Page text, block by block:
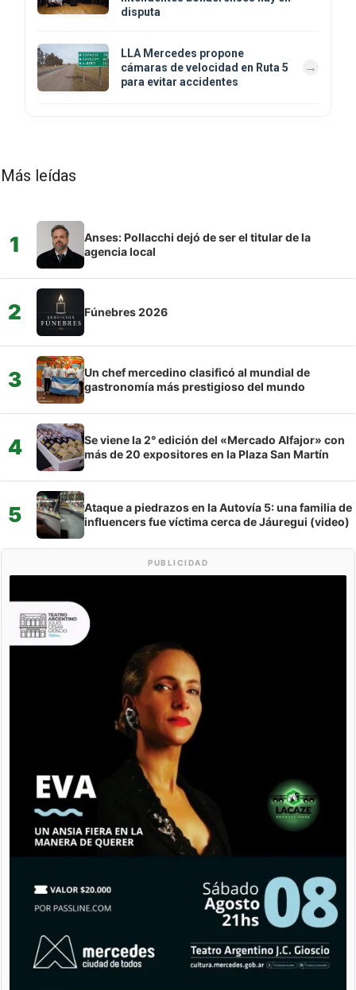
disputa
LLA Mercedes propone
cámaras de velocidad en Ruta 5
para evitar accidentes
Más leídas
1
Anses: Pollacchi dejó de ser el titular de la
agencia local
2 Fúnebres 2026
3
Un chef mercedino clasificó al mundial de
gastronomía más prestigioso del mundo
4
Se viene la 2° edición del «Mercado Alfajor» con
más de 20 expositores en la Plaza San Martín
5
Ataque a piedrazos en la Autovía 5: una familia de
influencers fue víctima cerca de Jáuregui (video)
PUBLICIDAD